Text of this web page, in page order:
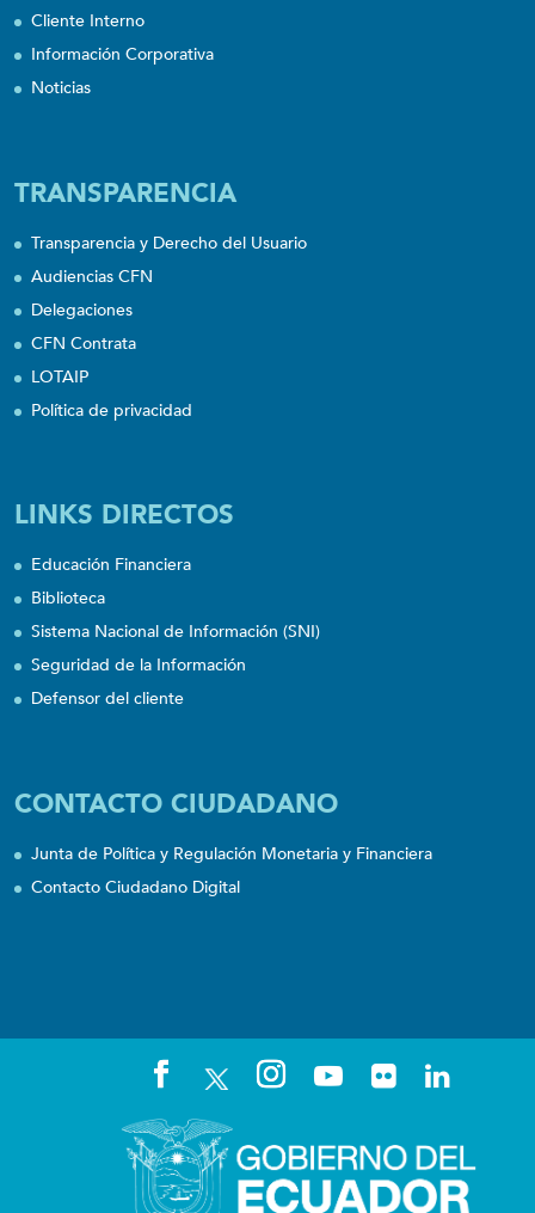
Cliente Interno
Información Corporativa
Noticias
TRANSPARENCIA
Transparencia y Derecho del Usuario
Audiencias CFN
Delegaciones
CFN Contrata
LOTAIP
Política de privacidad
LINKS DIRECTOS
Educación Financiera
Biblioteca
Sistema Nacional de Información (SNI)
Seguridad de la Información
Defensor del cliente
CONTACTO CIUDADANO
Junta de Política y Regulación Monetaria y Financiera
Contacto Ciudadano Digital